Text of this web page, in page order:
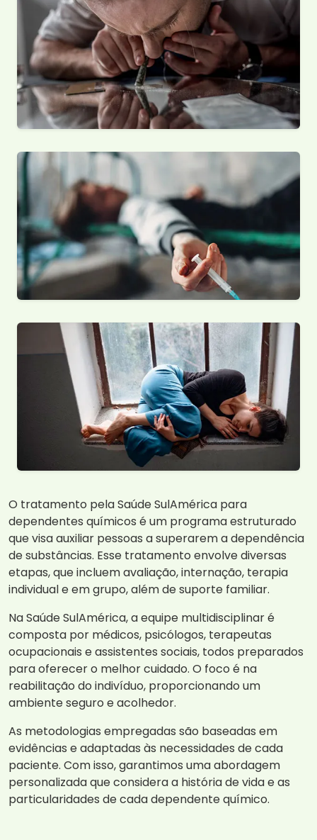
O tratamento pela Saúde SulAmérica para
dependentes químicos é um programa estruturado
que visa auxiliar pessoas a superarem a dependência
de substâncias. Esse tratamento envolve diversas
etapas, que incluem avaliação, internação, terapia
individual e em grupo, além de suporte familiar.
Na Saúde SulAmérica, a equipe multidisciplinar é
composta por médicos, psicólogos, terapeutas
ocupacionais e assistentes sociais, todos preparados
para oferecer o melhor cuidado. O foco é na
reabilitação do indivíduo, proporcionando um
ambiente seguro e acolhedor.
As metodologias empregadas são baseadas em
evidências e adaptadas às necessidades de cada
paciente. Com isso, garantimos uma abordagem
personalizada que considera a história de vida e as
particularidades de cada dependente químico.